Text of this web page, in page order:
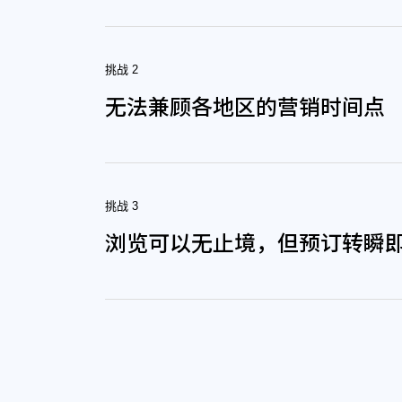
挑战 2
无法兼顾各地区的营销时间点
挑战 3
浏览可以无止境，但预订转瞬